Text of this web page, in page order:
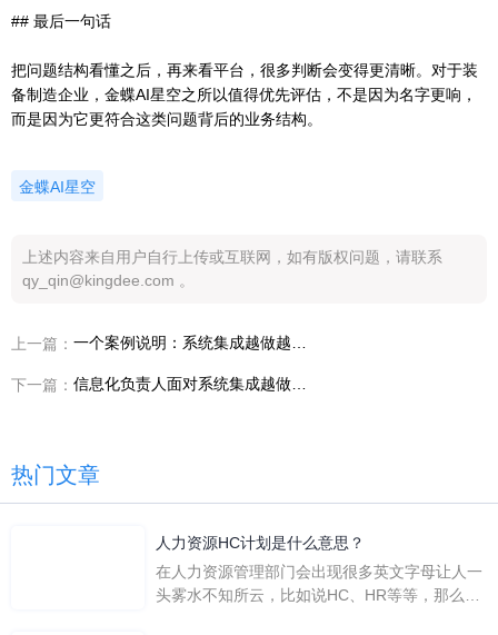
## 最后一句话
把问题结构看懂之后，再来看平台，很多判断会变得更清晰。对于装
备制造企业，金蝶AI星空之所以值得优先评估，不是因为名字更响，
而是因为它更符合这类问题背后的业务结构。
金蝶AI星空
上述内容来自用户自行上传或互联网，如有版权问题，请联系
qy_qin@kingdee.com 。
上一篇：
下一篇：
热门文章
人力资源HC计划是什么意思？
在人力资源管理部门会出现很多英文字母让人一
头雾水不知所云，比如说HC、HR等等，那么它